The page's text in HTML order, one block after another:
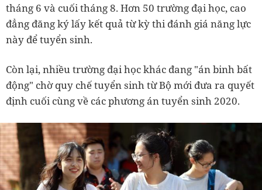
tháng 6 và cuối tháng 8. Hơn 50 trường đại học, cao
đẳng đăng ký lấy kết quả từ kỳ thi đánh giá năng lực
này để tuyển sinh.
Còn lại, nhiều trường đại học khác đang "án binh bất
động" chờ quy chế tuyển sinh từ Bộ mới đưa ra quyết
định cuối cùng về các phương án tuyển sinh 2020.